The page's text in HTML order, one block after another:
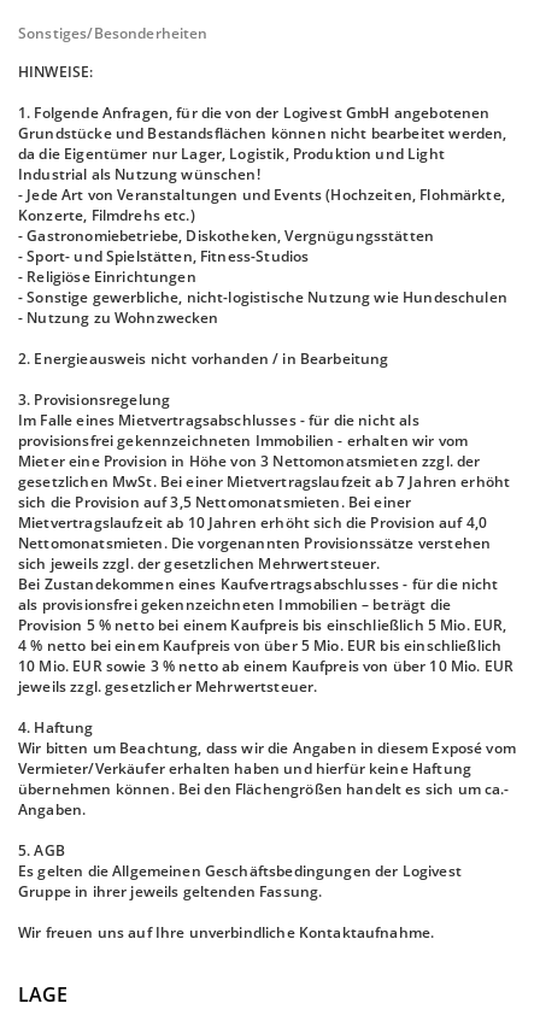
Sonstiges/Besonderheiten
HINWEISE:
1. Folgende Anfragen, für die von der Logivest GmbH angebotenen
Grundstücke und Bestandsflächen können nicht bearbeitet werden,
da die Eigentümer nur Lager, Logistik, Produktion und Light
Industrial als Nutzung wünschen!
- Jede Art von Veranstaltungen und Events (Hochzeiten, Flohmärkte,
Konzerte, Filmdrehs etc.)
- Gastronomiebetriebe, Diskotheken, Vergnügungsstätten
- Sport- und Spielstätten, Fitness-Studios
- Religiöse Einrichtungen
- Sonstige gewerbliche, nicht-logistische Nutzung wie Hundeschulen
- Nutzung zu Wohnzwecken
2. Energieausweis nicht vorhanden / in Bearbeitung
3. Provisionsregelung
Im Falle eines Mietvertragsabschlusses - für die nicht als
provisionsfrei gekennzeichneten Immobilien - erhalten wir vom
Mieter eine Provision in Höhe von 3 Nettomonatsmieten zzgl. der
gesetzlichen MwSt. Bei einer Mietvertragslaufzeit ab 7 Jahren erhöht
sich die Provision auf 3,5 Nettomonatsmieten. Bei einer
Mietvertragslaufzeit ab 10 Jahren erhöht sich die Provision auf 4,0
Nettomonatsmieten. Die vorgenannten Provisionssätze verstehen
sich jeweils zzgl. der gesetzlichen Mehrwertsteuer.
Bei Zustandekommen eines Kaufvertragsabschlusses - für die nicht
als provisionsfrei gekennzeichneten Immobilien – beträgt die
Provision 5 % netto bei einem Kaufpreis bis einschließlich 5 Mio. EUR,
4 % netto bei einem Kaufpreis von über 5 Mio. EUR bis einschließlich
10 Mio. EUR sowie 3 % netto ab einem Kaufpreis von über 10 Mio. EUR
jeweils zzgl. gesetzlicher Mehrwertsteuer.
4. Haftung
Wir bitten um Beachtung, dass wir die Angaben in diesem Exposé vom
Vermieter/Verkäufer erhalten haben und hierfür keine Haftung
übernehmen können. Bei den Flächengrößen handelt es sich um ca.-
Angaben.
5. AGB
Es gelten die Allgemeinen Geschäftsbedingungen der Logivest
Gruppe in ihrer jeweils geltenden Fassung.
Wir freuen uns auf Ihre unverbindliche Kontaktaufnahme.
LAGE